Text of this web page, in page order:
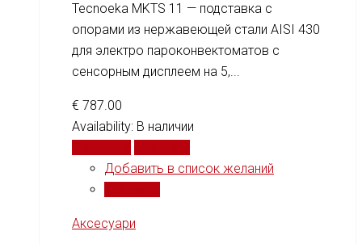
Tecnoeka MKTS 11 — подставка с
опорами из нержавеющей стали AISI 430
для электро пароконвектоматов с
сенсорным дисплеем на 5,...
€ 787.00
Availability: В наличии
Добавить в список желаний
Аксесуари